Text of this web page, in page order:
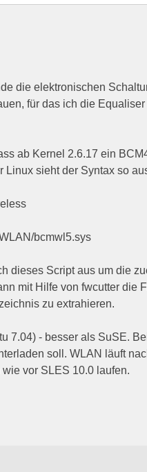
die elektronischen
für das ich die
ab Kernel 2.6.17 ein
Linux sieht der Syntax so
bcmwl5.sys
dieses Script aus um die
mit Hilfe von fwcutter die
zu extrahieren.
7.04) - besser als SuSE.
soll. WLAN läuft
vor SLES 10.0 laufen.